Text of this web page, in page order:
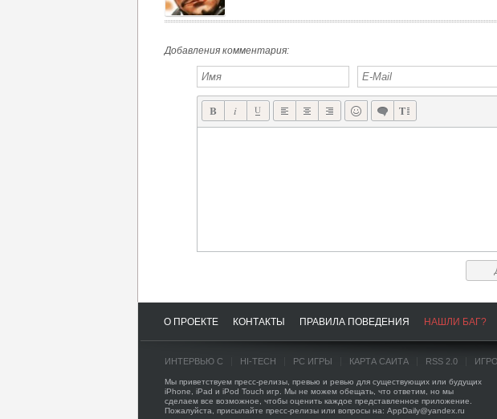
Добавления комментария:
О ПРОЕКТЕ КОНТАКТЫ ПРАВИЛА ПОВЕДЕНИЯ НАШЛИ БАГ?
ИНТЕРВЬЮ С HI-TECH PC ИГРЫ КАРТА САЙТА RSS 2.0
Мы приветствуем пресс-релизы, превью и ревью для существующих или будущих
iPhone, iPad и iPod Touch игр. Мы не можем обещать, что ответим, но мы
сделаем все возможное, чтобы оценить каждое представленное приложение.
Пожалуйста, присылайте пресс-релизы или вопросы на: AppDaily@yandex.ru